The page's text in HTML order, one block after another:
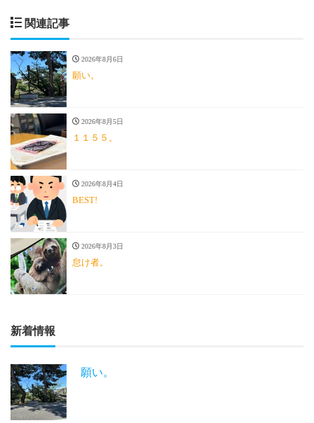
関連記事
2026年8月6日
願い。
2026年8月5日
１１５５。
2026年8月4日
BEST!
2026年8月3日
怠け者。
新着情報
願い。